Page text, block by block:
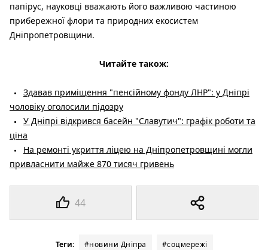
44
папірус, науковці вважають його важливою частиною
прибережної флори та природних екосистем
Дніпропетровщини.
Читайте також:
Здавав приміщення "пенсійному фонду ЛНР": у Дніпрі
чоловіку оголосили підозру
У Дніпрі відкрився басейн "Славутич": графік роботи та
ціна
На ремонті укриття ліцею на Дніпропетровщині могли
привласнити майже 870 тисяч гривень
Теги: #новини Дніпра #соцмережі